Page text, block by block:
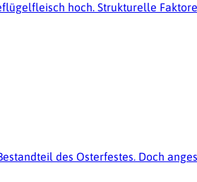
hoch. Strukturelle
des Osterfestes. Doch